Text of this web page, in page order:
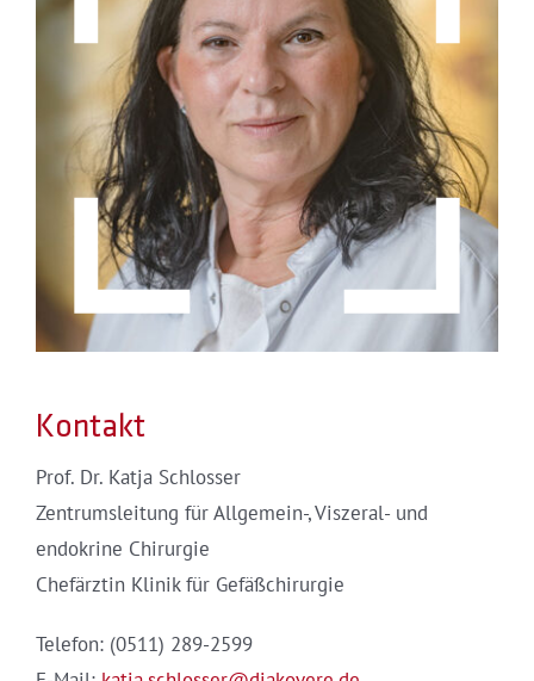
Kontakt
Prof. Dr. Katja Schlosser
Zentrumsleitung für Allgemein-, Viszeral- und
endokrine Chirurgie
Chefärztin Klinik für Gefäßchirurgie
Telefon: (0511) 289-2599